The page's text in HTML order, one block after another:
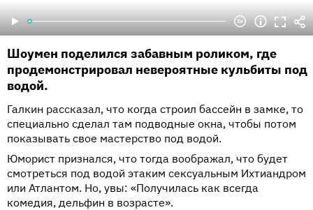
Шоумен поделился забавным роликом, где
продемонстрировал невероятные кульбиты под
водой.
Галкин рассказал, что когда строил бассейн в замке, то
специально сделал там подводные окна, чтобы потом
показывать свое мастерство под водой.
Юморист признался, что тогда воображал, что будет
смотреться под водой этаким сексуальным Ихтиандром
или Атлантом. Но, увы: «Получилась как всегда
комедия, дельфин в возрасте».